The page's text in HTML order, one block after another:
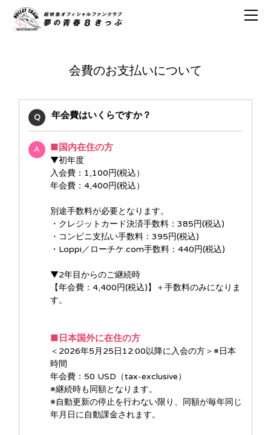
会費のお支払いについて
Q 年会費はいくらですか？
A ■国内在住の方
▼初年度
入会費：1,100円(税込）
年会費：4,400円(税込）
別途手数料が必要となります。
・クレジットカード決済手数料：385円(税込)
・コンビニ支払い手数料：395円(税込)
・Loppi／ローチケ.com手数料：440円(税込)
▼2年目からのご継続時
【年会費：4,400円(税込)】＋手数料のみになりま
す。
■日本国外に在住の方
＜2026年5月25日12:00以降に入会の方＞※日本
時間
年会費：50 USD（tax-exclusive）
※継続時も同額となります。
※自動更新の停止を行わない限り、同額が毎年同じ
年月日に自動課金されます。